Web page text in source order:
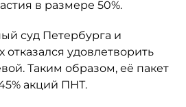
в размере 50%.
суд Петербурга и
удовлетворить
Таким образом, её пакет
акций ПНТ.